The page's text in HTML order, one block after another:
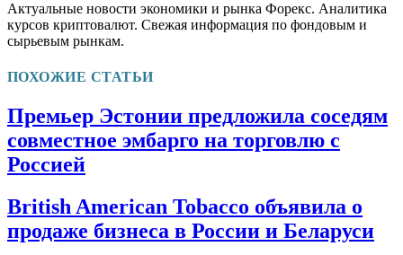
Актуальные новости экономики и рынка Форекс. Аналитика
курсов криптовалют. Свежая информация по фондовым и
сырьевым рынкам.
ПОХОЖИЕ СТАТЬИ
Премьер Эстонии предложила соседям
совместное эмбарго на торговлю с
Россией
British American Tobacco объявила о
продаже бизнеса в России и Беларуси